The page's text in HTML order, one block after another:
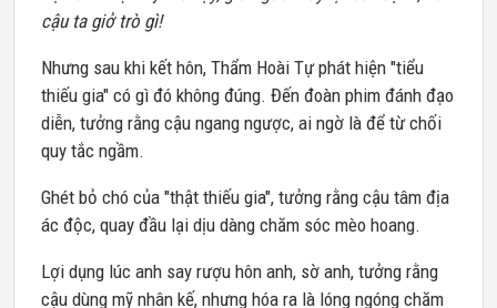
cậu ta giở trò gì!
Nhưng sau khi kết hôn, Thẩm Hoài Tự phát hiện "tiểu
thiếu gia" có gì đó không đúng. Đến đoàn phim đánh đạo
diễn, tưởng rằng cậu ngang ngược, ai ngờ là để từ chối
quy tắc ngầm.
Ghét bỏ chó của "thật thiếu gia", tưởng rằng cậu tâm địa
ác độc, quay đầu lại dịu dàng chăm sóc mèo hoang.
Lợi dụng lúc anh say rượu hôn anh, sờ anh, tưởng rằng
cậu dùng mỹ nhân kế, nhưng hóa ra là lóng ngóng chăm